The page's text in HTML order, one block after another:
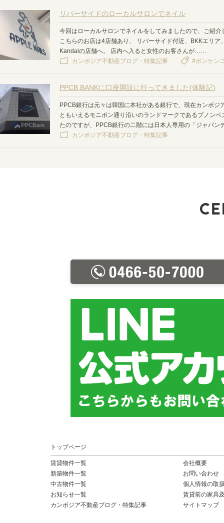
リバーサイドのローカルサロンでネイル
今回はローカルサロンでネイルをしてみましたので、ご紹
こちらのお店は4店舗あり、 リバーサイド付近、BKKエリ
Kandalの店舗へ。 店内へ入ると女性のお客さんが……
カンボジア不動産ブログ・特集記事
#ボンケン
PPCB BANKに口座開設に行ってきました(体験記)
PPCB銀行は元々は韓国に本社がある銀行で、現在カンボ
ともいえるモニボン通り沿いのランドマークであるプノン
たのですが、PPCB銀行の二階には日本人専用の「ジャパ
カンボジア不動産ブログ・特集記事
トップページ
賃貸物件一覧
新築物件一覧
中古物件一覧
お知らせ一覧
カンボジア不動産ブログ・特集記事
会社概要
お問い合わせ
個人情報の取
賃貸前の家具
サイトマップ